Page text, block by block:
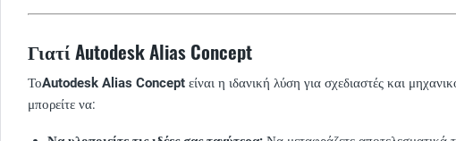
Γιατί Autodesk Alias Concept
ΤοAutodesk Alias Concept είναι η ιδανική λύση για σχεδιαστές και
μπορείτε να: